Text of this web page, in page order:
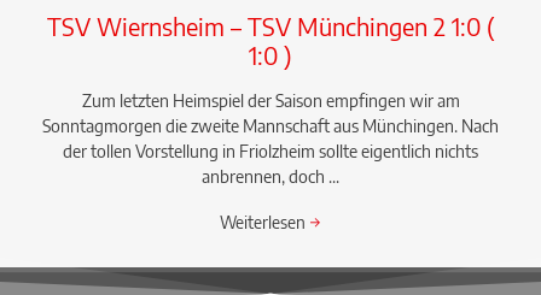
TSV Wiernsheim – TSV Münchingen 2 1:0 (
1:0 )
Zum letzten Heimspiel der Saison empfingen wir am
Sonntagmorgen die zweite Mannschaft aus Münchingen. Nach
der tollen Vorstellung in Friolzheim sollte eigentlich nichts
anbrennen, doch ...
Weiterlesen →